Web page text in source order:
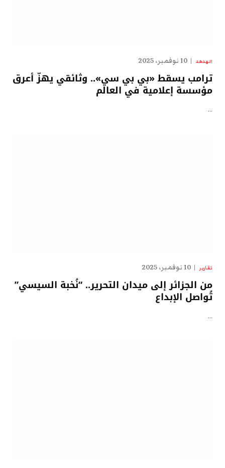
الهدهد 10 نوفمبر، 2025
ترامب يسقط «بي بي سي».. وثائقي يهزّ أعرق
مؤسسة إعلامية في العالم
…
تقارير 10 نوفمبر، 2025
من الجزائر إلى ميدان التحرير.. “نُخبة السيسي”
تُواصل الإبداع
…